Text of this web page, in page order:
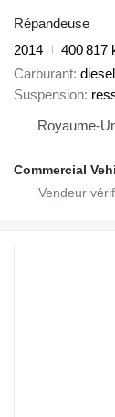
Répandeuse
2014
400 817
Carburant diesel
Suspension
Royaume-
Commercial